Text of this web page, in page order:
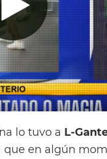
lo tuvo a L-
en algún